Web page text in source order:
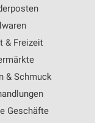
& Freizeit
& Schmuck
Geschäfte